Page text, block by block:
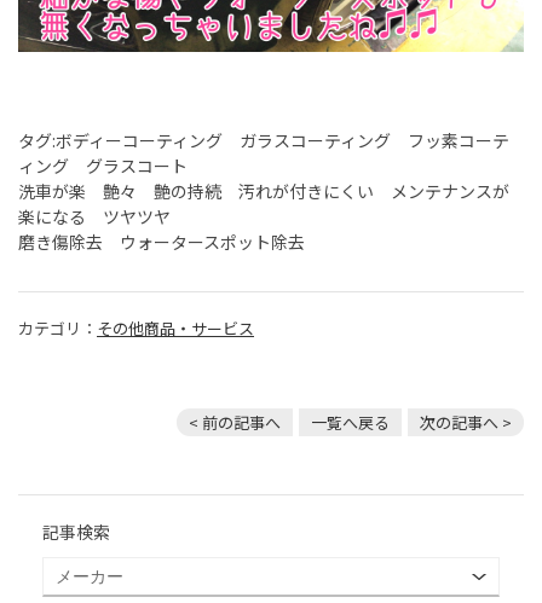
タグ:ボディーコーティング ガラスコーティング フッ素コーテ
ィング グラスコート
洗車が楽 艶々 艶の持続 汚れが付きにくい メンテナンスが
楽になる ツヤツヤ
磨き傷除去 ウォータースポット除去
カテゴリ： その他商品・サービス
< 前の記事へ 一覧へ戻る 次の記事へ >
記事検索